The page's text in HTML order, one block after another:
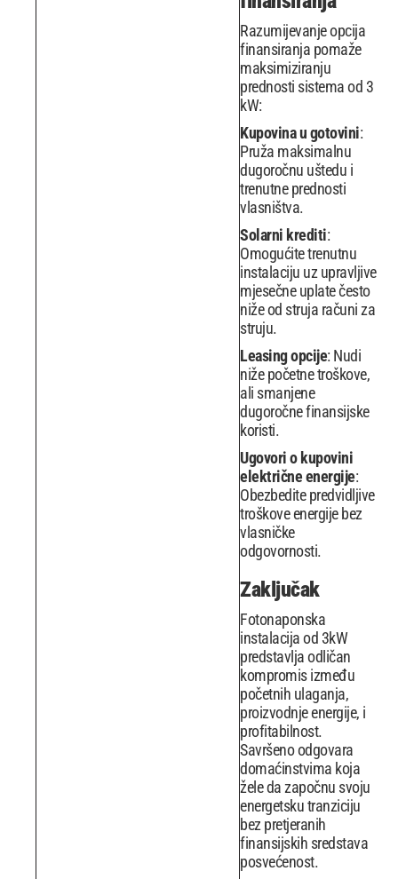
Razumijevanje opcija
finansiranja pomaže
maksimiziranju
prednosti sistema od 3
kW:
Kupovina u gotovini:
Pruža maksimalnu
dugoročnu uštedu i
trenutne prednosti
vlasništva.
Solarni krediti:
Omogućite trenutnu
instalaciju uz upravljive
mjesečne uplate često
niže od struja računi za
struju.
Leasing opcije: Nudi
niže početne troškove,
ali smanjene
dugoročne finansijske
koristi.
Ugovori o kupovini
električne energije:
Obezbedite predvidljive
troškove energije bez
vlasničke
odgovornosti.
Zaključak
Fotonaponska
instalacija od 3kW
predstavlja odličan
kompromis između
početnih ulaganja,
proizvodnje energije, i
profitabilnost.
Savršeno odgovara
domaćinstvima koja
žele da započnu svoju
energetsku tranziciju
bez pretjeranih
finansijskih sredstava
posvećenost.